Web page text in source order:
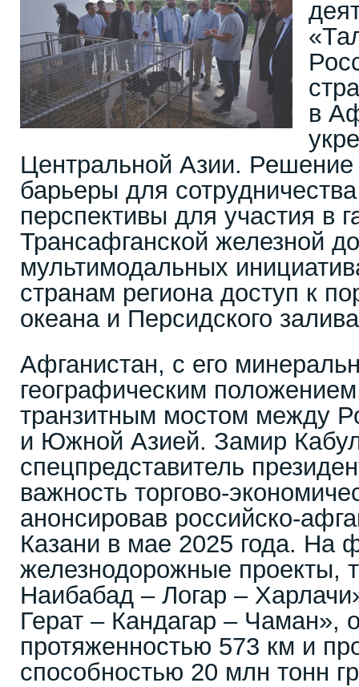
в
Центральной Азии.
барьеры для
перспективы для участия в
Трансафганской железной
мультимодальных
странам региона доступ к
океана и Персидского
Афганистан, с его
географическим
транзитным мостом между
и Южной Азией. Замир
спецпредставитель
важность торгово-
анонсировав российско-
Казани в мае 2025 года. На
железнодорожные проекты,
Наибабад – Логар –
Герат – Кандагар – Чаман»,
протяженностью 573 км и
способностью 20 млн тонн